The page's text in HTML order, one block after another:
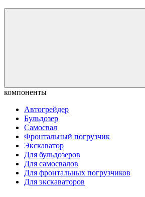
компоненты
Автогрейдер
Бульдозер
Самосвал
Фронтальный погрузчик
Экскаватор
Для бульдозеров
Для самосвалов
Для фронтальных погрузчиков
Для экскаваторов